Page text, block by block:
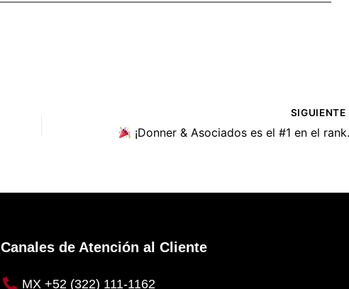
SIGUIENTE
¡Donner & Asociados es el #1 en el ranking de Great Place to Work Occidente 2025!
Canales de Atención al Cliente
MX +52 (322) 111-1162